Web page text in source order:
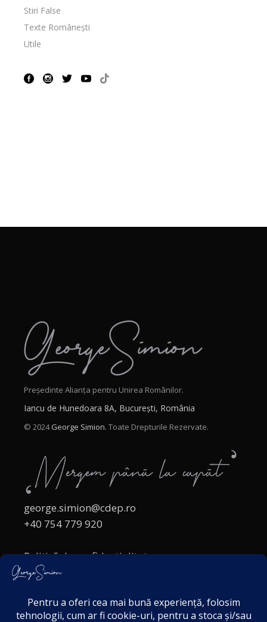
Stiri False
Texte Românești
Utile
Președinte Alianța pentru Unirea Românilor.
Iancu de Hunedoara 8A, București, România
© 2024George Simion. Toate Drepturile Rezervate.
george.simion@cdep.ro
+40 754 779 920
Politică de confidențialitate
Politica cookies
Acordul de markting